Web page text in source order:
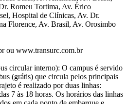
Romeu Tortima, Av. Érico
Hospital de Clínicas, Av. Dr.
Florence, Av. Brasil, Av. Orosimbo
ou www.transurc.com.br
circular interno): O campus é servido
(grátis) que circula pelos principais
é realizado por duas linhas:
7 às 18 horas. Os horários das linhas